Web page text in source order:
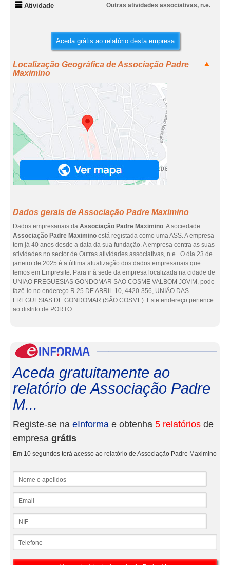
Atividade Outras atividades associativas, n.e.
Aceda grátis ao relatório desta empresa
Localização Geográfica de Associação Padre
Maximino
Dados gerais de Associação Padre Maximino
Dados empresariais da Associação Padre Maximino. A sociedade
Associação Padre Maximino está registada como uma ASS. A empresa
tem já 40 anos desde a data da sua fundação. A empresa centra as suas
atividades no sector de Outras atividades associativas, n.e.. O dia 23 de
janeiro de 2025 é a última atualização dos dados empresariais que
temos em Empresite. Para ir à sede da empresa localizada na cidade de
UNIAO FREGUESIAS GONDOMAR SAO COSME VALBOM JOVIM, pode
fazê-lo no endereço R 25 DE ABRIL 10, 4420-356, UNIÃO DAS
FREGUESIAS DE GONDOMAR (SÃO COSME). Este endereço pertence
ao distrito de PORTO.
Aceda gratuitamente ao
relatório de Associação Padre
M...
Registe-se na eInforma e obtenha 5 relatórios de
empresa grátis
Em 10 segundos terá acesso ao relatório de Associação Padre Maximino